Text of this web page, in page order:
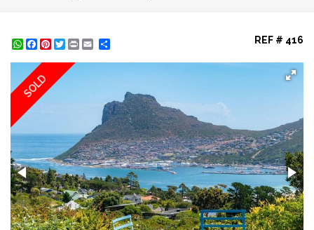
WhatsApp
Facebook
Pinterest
Twitter
Print REF # 416
SOLD